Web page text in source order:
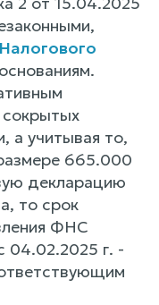
а учитывая то,
665.000
декларацию
то срок
ФНС
04.02.2025 г. -